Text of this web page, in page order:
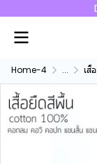
Home-4 ... เสื้อยื